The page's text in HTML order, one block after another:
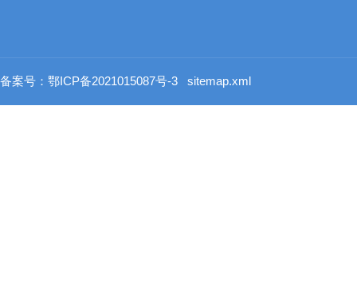
备案号：鄂ICP备2021015087号-3 sitemap.xml